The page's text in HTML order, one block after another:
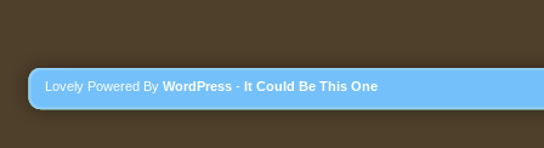
Lovely Powered By WordPress - It Could Be This One